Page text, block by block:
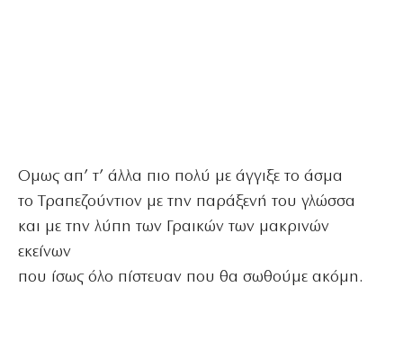
Ομως απ’ τ’ άλλα πιο πολύ με άγγιξε το άσμα
το Τραπεζούντιον με την παράξενή του γλώσσα
και με την λύπη των Γραικών των μακρινών
εκείνων
που ίσως όλο πίστευαν που θα σωθούμε ακόμη.